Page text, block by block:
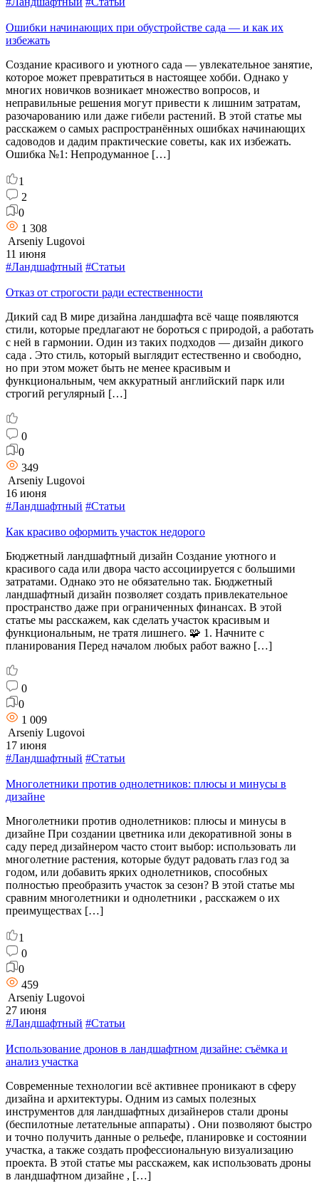
Ошибки начинающих при обустройстве сада — и как их
избежать
Создание красивого и уютного сада — увлекательное занятие,
которое может превратиться в настоящее хобби. Однако у
многих новичков возникает множество вопросов, и
неправильные решения могут привести к лишним затратам,
разочарованию или даже гибели растений. В этой статье мы
расскажем о самых распространённых ошибках начинающих
садоводов и дадим практические советы, как их избежать.
Ошибка №1: Непродуманное […]
1
2
0
1 308
Arseniy Lugovoi
11 июня
#Ландшафтный #Статьи
Отказ от строгости ради естественности
Дикий сад В мире дизайна ландшафта всё чаще появляются
стили, которые предлагают не бороться с природой, а работать
с ней в гармонии. Один из таких подходов — дизайн дикого
сада . Это стиль, который выглядит естественно и свободно,
но при этом может быть не менее красивым и
функциональным, чем аккуратный английский парк или
строгий регулярный […]
0
0
349
Arseniy Lugovoi
16 июня
#Ландшафтный #Статьи
Как красиво оформить участок недорого
Бюджетный ландшафтный дизайн Создание уютного и
красивого сада или двора часто ассоциируется с большими
затратами. Однако это не обязательно так. Бюджетный
ландшафтный дизайн позволяет создать привлекательное
пространство даже при ограниченных финансах. В этой
статье мы расскажем, как сделать участок красивым и
функциональным, не тратя лишнего. 🧩 1. Начните с
планирования Перед началом любых работ важно […]
0
0
1 009
Arseniy Lugovoi
17 июня
#Ландшафтный #Статьи
Многолетники против однолетников: плюсы и минусы в
дизайне
Многолетники против однолетников: плюсы и минусы в
дизайне При создании цветника или декоративной зоны в
саду перед дизайнером часто стоит выбор: использовать ли
многолетние растения, которые будут радовать глаз год за
годом, или добавить ярких однолетников, способных
полностью преобразить участок за сезон? В этой статье мы
сравним многолетники и однолетники , расскажем о их
преимуществах […]
1
0
0
459
Arseniy Lugovoi
27 июня
#Ландшафтный #Статьи
Использование дронов в ландшафтном дизайне: съёмка и
анализ участка
Современные технологии всё активнее проникают в сферу
дизайна и архитектуры. Одним из самых полезных
инструментов для ландшафтных дизайнеров стали дроны
(беспилотные летательные аппараты) . Они позволяют быстро
и точно получить данные о рельефе, планировке и состоянии
участка, а также создать профессиональную визуализацию
проекта. В этой статье мы расскажем, как использовать дроны
в ландшафтном дизайне , […]